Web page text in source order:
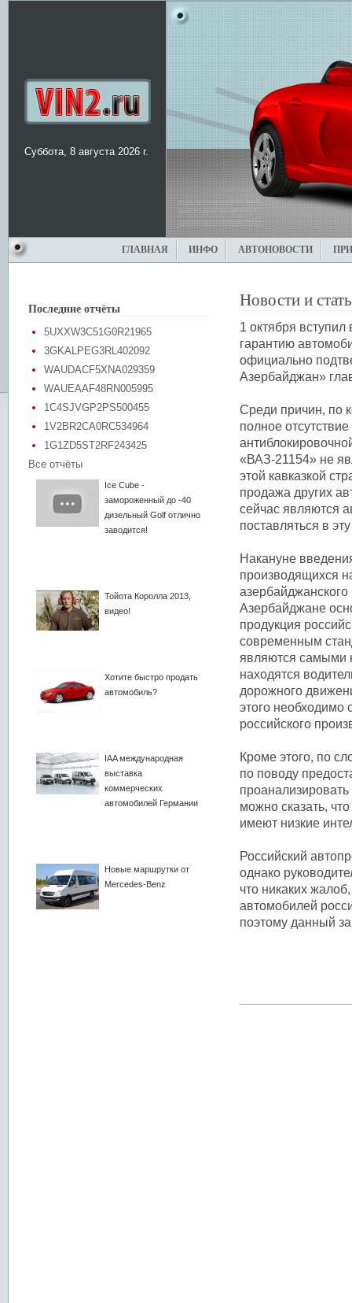
Суббота, 8 августа 2026 г.
ГЛАВНАЯ ИНФО АВТОНОВОСТИ
Последние отчёты
5UXXW3C51G0R21965
3GKALPEG3RL402092
WAUDACF5XNA029359
WAUEAAF48RN005995
1C4SJVGP2PS500455
1V2BR2CA0RC534964
1G1ZD5ST2RF243425
Все отчёты
Ice Cube -
замороженный до -40
дизельный Golf отлично
заводится!
Тойота Королла 2013,
видео!
Хотите быстро продать
автомобиль?
IAA международная
выставка
коммерческих
автомобилей Германии
Новые маршрутки от
Mercedes-Benz
Новости и
1 октября
гарантию
официально
Азербайджан»
Среди причин, по
полное
«ВАЗ-21154» не
этой кавказкой
продажа других
сейчас являются
поставляться в
Накануне
производящихся
Азербайджане
продукция
современным
являются самыми
находятся
дорожного
этого необходимо
российского
Кроме этого, по
по поводу
можно сказать,
имеют низкие
Российский
однако
что никаких
автомобилей
поэтому данный